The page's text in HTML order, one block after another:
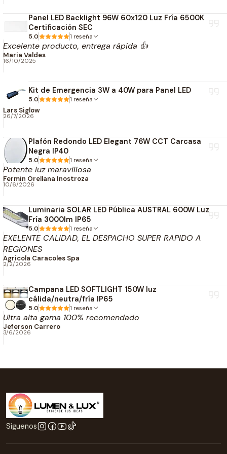
Índice de Reproducción Cromática:CRI de 80 para
una buena definición de los colores.
ESPECIFICACIONES
Información Eléctrica
Vatios: 54W
Ahorro Energético: 78%
Voltaje: 120-277V
Regulable: No
Flujo Luminoso: 7020 Lm
Eficacia Lm: 130 Lm/W
Temperatura Luz: 6500K
Índice Reproducción Cromática (CRI): 80
Ángulo Apertura: 330 grados
Estructura y Dimensiones
Casquillo: E40
Peso del producto: 0,96 Kg
Dimensiones: diametro 90 mm, altura 265 mm
Clase de Eficiencia Energética: E
Consumo de energía en modo encendido: 54 kWh /
1000h
Panel LED Backlight 96W 60x120 Luz Fría 6500K
Certificación SEC
5.0 1 reseña
Excelente producto, entrega rápida 👍
Maria Valdes
16/10/2025
Kit de Emergencia 3W a 40W para Panel LED
5.0 1 reseña
Lars Siglow
26/7/2026
Plafón Redondo LED Elegant 76W CCT Carcasa
Negra IP40
5.0 1 reseña
Potente luz maravillosa
Fermin Orellana Inostroza
10/6/2026
Luminaria SOLAR LED Pública AUSTRAL 600W Luz
Fría 3000lm IP65
5.0 1 reseña
EXELENTE CALIDAD, EL DESPACHO SUPER RAPIDO A
REGIONES
Agricola Caracoles Spa
2/2/2026
Campana LED SOFTLIGHT 150W luz
cálida/neutra/fría IP65
5.0 1 reseña
Ultra alta gama 100% recomendado
Jeferson Carrero
3/6/2026
Síguenos